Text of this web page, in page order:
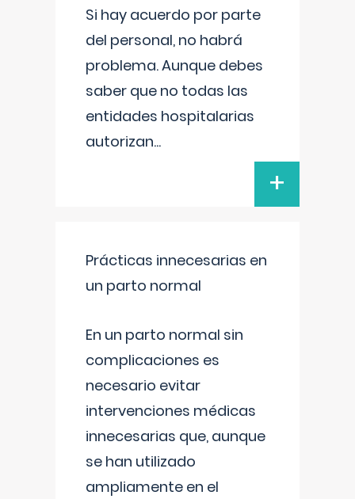
Si hay acuerdo por parte
del personal, no habrá
problema. Aunque debes
saber que no todas las
entidades hospitalarias
autorizan...
+
Prácticas innecesarias en
un parto normal
En un parto normal sin
complicaciones es
necesario evitar
intervenciones médicas
innecesarias que, aunque
se han utilizado
ampliamente en el